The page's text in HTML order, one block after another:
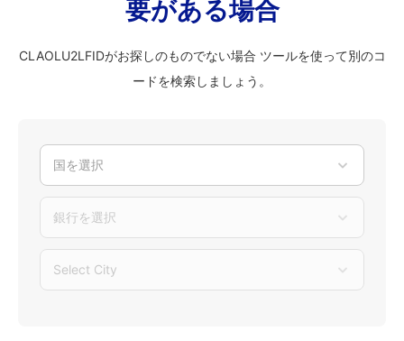
要がある場合
CLAOLU2LFIDがお探しのものでない場合 ツールを使って別のコ
ードを検索しましょう。
国を選択
銀行を選択
Select City